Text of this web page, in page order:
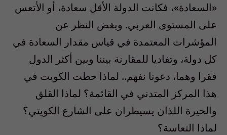
«السعادة»، فكانت الدولة الأقل سعادة، أو الأتعس
على المستوى العربي. وبغض النظر عن
المؤشرات المعتمدة في قياس مقدار السعادة في
كل دولة، وتفاديا للمقارنة بيننا وبين أكثر الدول
فقرا وهما، دعونا نفهم.. لماذا حطت الكويت في
هذا المركز المتدني في القائمة؟ لماذا القلق
والحيرة اللذان يسيطران على الشارع الكويتي؟
لماذا التعاسة؟